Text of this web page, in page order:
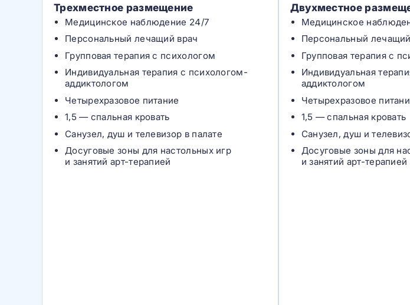
Трехместное размещение
Медицинское наблюдение 24/7
Персональный лечащий врач
Групповая терапия с психологом
Индивидуальная терапия с психологом-
аддиктологом
Четырехразовое питание
1,5 — спальная кровать
Санузел, душ и телевизор в палате
Досуговые зоны для настольных игр
и занятий арт-терапией
Двухместное
Медицинское
Персональный
Групповая терапия с
Индивидуальная
аддиктологом
Четырехразовое
1,5 — спальная кровать
Санузел, душ и
Досуговые зоны для
и занятий арт-терапией